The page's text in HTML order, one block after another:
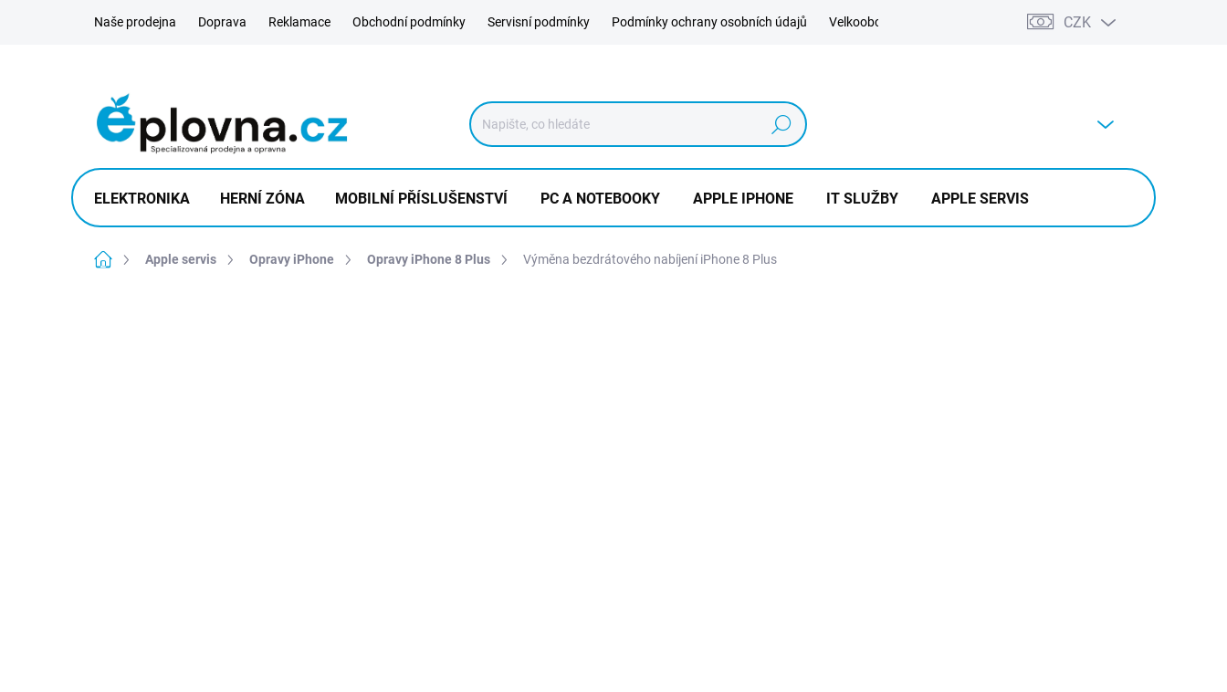
Naše prodejna Doprava Reklamace Obchodní podmínky Servisní podmínky Podmínky ochrany osobních údajů Velkoobchod Výkup CZK
Hledat
ELEKTRONIKA HERNÍ ZÓNA MOBILNÍ PŘÍSLUŠENSTVÍ PC A NOTEBOOKY APPLE IPHONE IT SLUŽBY APPLE SERVIS
Domů Apple servis Opravy iPhone Opravy iPhone 8 Plus Výměna bezdrátového nabíjení iPhone 8 Plus